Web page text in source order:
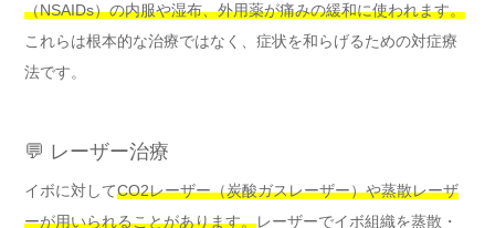
（NSAIDs）の内服や湿布、外用薬が痛みの緩和に使われます。
これらは根本的な治療ではなく、症状を和らげるための対症療
法です。
💬 レーザー治療
イボに対してCO2レーザー（炭酸ガスレーザー）や蒸散レーザ
ーが用いられることがあります。レーザーでイボ組織を蒸散・